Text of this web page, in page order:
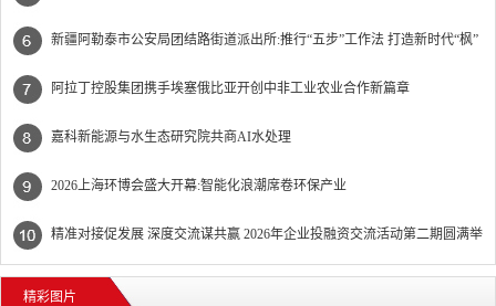
办
新疆阿勒泰市公安局团结路街道派出所:推行“五步”工作法 打造新时代“枫”
景线
阿拉丁控股集团携手埃塞俄比亚开创中非工业农业合作新篇章
嘉科新能源与水生态研究院共商AI水处理
2026上海环博会盛大开幕:智能化浪潮席卷环保产业
精准对接促发展 深度交流谋共赢 2026年企业投融资交流活动第二期圆满举
行
精彩图片